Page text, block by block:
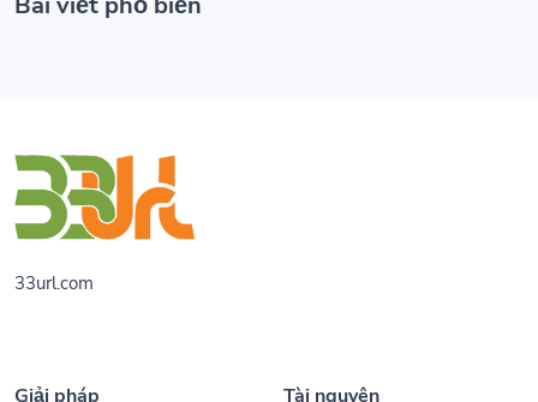
33url.com
Giải pháp Tài nguyên